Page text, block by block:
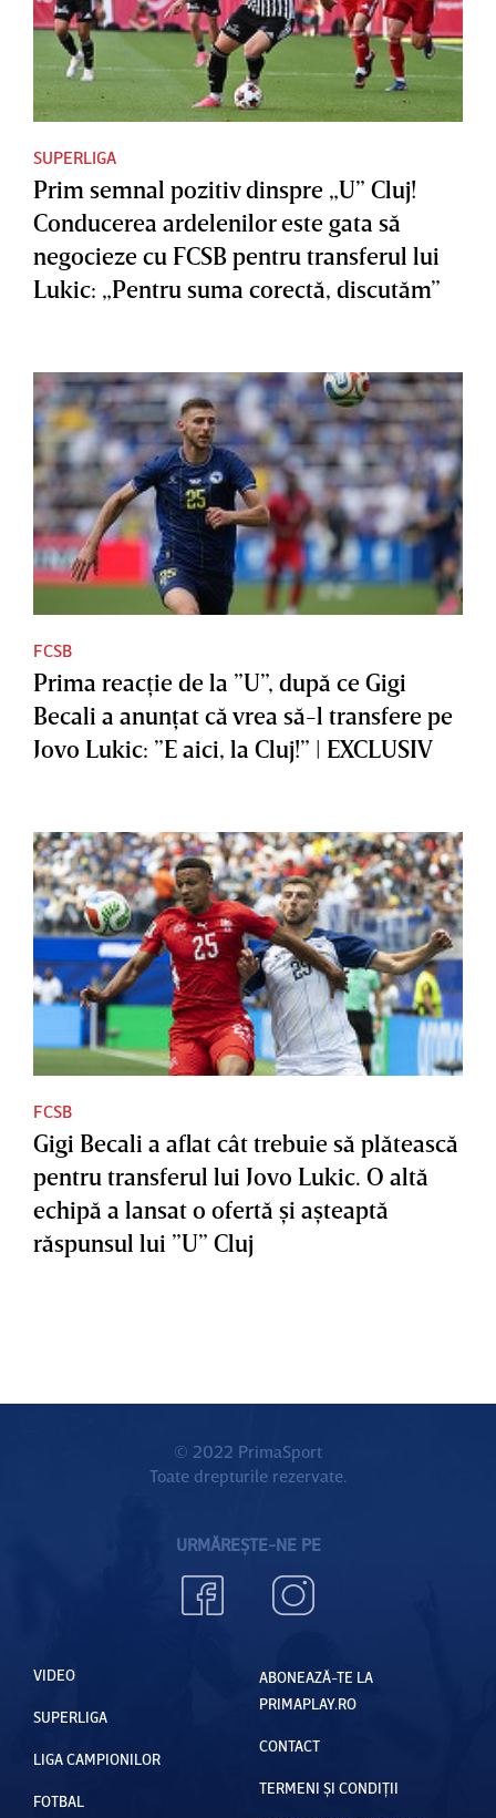
SUPERLIGA
Prim semnal pozitiv dinspre „U” Cluj!
Conducerea ardelenilor este gata să
negocieze cu FCSB pentru transferul lui
Lukic: „Pentru suma corectă, discutăm”
FCSB
Prima reacţie de la ”U”, după ce Gigi
Becali a anunţat că vrea să-l transfere pe
Jovo Lukic: ”E aici, la Cluj!” | EXCLUSIV
FCSB
Gigi Becali a aflat cât trebuie să plătească
pentru transferul lui Jovo Lukic. O altă
echipă a lansat o ofertă şi aşteaptă
răspunsul lui ”U” Cluj
© 2022 PrimaSport
Toate drepturile rezervate.
URMĂREȘTE-NE PE
VIDEO
SUPERLIGA
LIGA CAMPIONILOR
FOTBAL
ABONEAZĂ-TE LA
PRIMAPLAY.RO
CONTACT
TERMENI ȘI CONDIȚII